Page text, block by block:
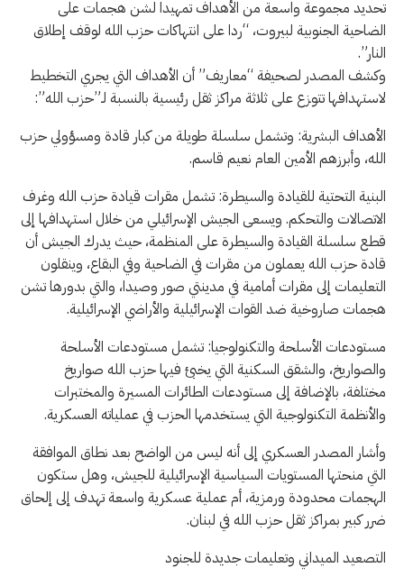
تحديد مجموعة واسعة من الأهداف تمهيدا لشن هجمات على
الضاحية الجنوبية لبيروت، “ردا على انتهاكات حزب الله لوقف إطلاق
النار”.
وكشف المصدر لصحيفة “معاريف” أن الأهداف التي يجري التخطيط
لاستهدافها تتوزع على ثلاثة مراكز ثقل رئيسية بالنسبة لـ”حزب الله”:
الأهداف البشرية: وتشمل سلسلة طويلة من كبار قادة ومسؤولي حزب
الله، وأبرزهم الأمين العام نعيم قاسم.
البنية التحتية للقيادة والسيطرة: تشمل مقرات قيادة حزب الله وغرف
الاتصالات والتحكم. ويسعى الجيش الإسرائيلي من خلال استهدافها إلى
قطع سلسلة القيادة والسيطرة على المنظمة، حيث يدرك الجيش أن
قادة حزب الله يعملون من مقرات في الضاحية وفي البقاع، وينقلون
التعليمات إلى مقرات أمامية في مدينتي صور وصيدا، والتي بدورها تشن
هجمات صاروخية ضد القوات الإسرائيلية والأراضي الإسرائيلية.
مستودعات الأسلحة والتكنولوجيا: تشمل مستودعات الأسلحة
والصواريخ، والشقق السكنية التي يخبئ فيها حزب الله صواريخ
مختلفة، بالإضافة إلى مستودعات الطائرات المسيرة والمختبرات
والأنظمة التكنولوجية التي يستخدمها الحزب في عملياته العسكرية.
وأشار المصدر العسكري إلى أنه ليس من الواضح بعد نطاق الموافقة
التي منحتها المستويات السياسية الإسرائيلية للجيش، وهل ستكون
الهجمات محدودة ورمزية، أم عملية عسكرية واسعة تهدف إلى إلحاق
ضرر كبير بمراكز ثقل حزب الله في لبنان.
التصعيد الميداني وتعليمات جديدة للجنود